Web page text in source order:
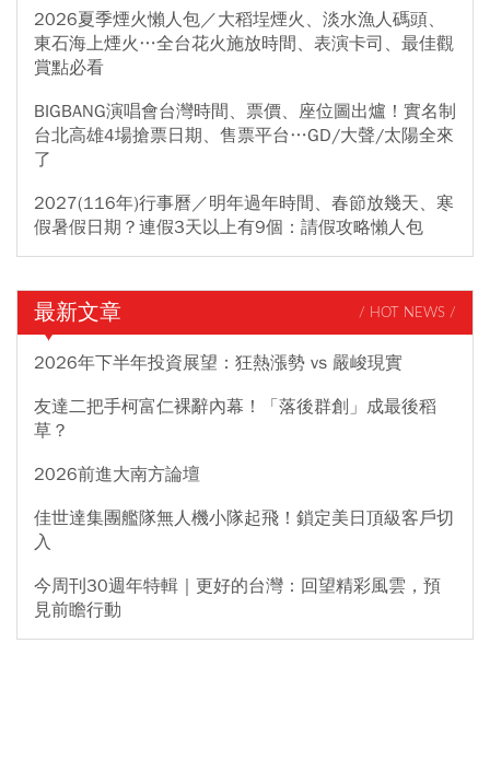
2026夏季煙火懶人包／大稻埕煙火、淡水漁人碼頭、
東石海上煙火…全台花火施放時間、表演卡司、最佳觀
賞點必看
BIGBANG演唱會台灣時間、票價、座位圖出爐！實名制
台北高雄4場搶票日期、售票平台…GD/大聲/太陽全來
了
2027(116年)行事曆／明年過年時間、春節放幾天、寒
假暑假日期？連假3天以上有9個：請假攻略懶人包
最新文章 / HOT NEWS /
2026年下半年投資展望：狂熱漲勢 vs 嚴峻現實
友達二把手柯富仁裸辭內幕！「落後群創」成最後稻
草？
2026前進大南方論壇
佳世達集團艦隊無人機小隊起飛！鎖定美日頂級客戶切
入
今周刊30週年特輯｜更好的台灣：回望精彩風雲，預
見前瞻行動